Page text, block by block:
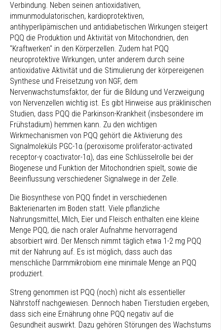
Verbindung. Neben seinen antioxidativen,
immunmodulatorischen, kardioprotektiven,
antihyperlipämischen und antidiabetischen Wirkungen steigert
PQQ die Produktion und Aktivität von Mitochondrien, den
"Kraftwerken" in den Körperzellen. Zudem hat PQQ
neuroprotektive Wirkungen, unter anderem durch seine
antioxidative Aktivität und die Stimulierung der körpereigenen
Synthese und Freisetzung von NGF, dem
Nervenwachstumsfaktor, der für die Bildung und Verzweigung
von Nervenzellen wichtig ist. Es gibt Hinweise aus präklinischen
Studien, dass PQQ die Parkinson-Krankheit (insbesondere im
Frühstadium) hemmen kann. Zu den wichtigen
Wirkmechanismen von PQQ gehört die Aktivierung des
Signalmoleküls PGC-1α (peroxisome proliferator-activated
receptor-γ coactivator-1α), das eine Schlüsselrolle bei der
Biogenese und Funktion der Mitochondrien spielt, sowie die
Beeinflussung verschiedener Signalwege in der Zelle.
Die Biosynthese von PQQ findet in verschiedenen
Bakterienarten im Boden statt. Viele pflanzliche
Nahrungsmittel, Milch, Eier und Fleisch enthalten eine kleine
Menge PQQ, die nach oraler Aufnahme hervorragend
absorbiert wird. Der Mensch nimmt täglich etwa 1-2 mg PQQ
mit der Nahrung auf. Es ist möglich, dass auch das
menschliche Darmmikrobiom eine minimale Menge an PQQ
produziert.
Streng genommen ist PQQ (noch) nicht als essentieller
Nährstoff nachgewiesen. Dennoch haben Tierstudien ergeben,
dass sich eine Ernährung ohne PQQ negativ auf die
Gesundheit auswirkt. Dazu gehören Störungen des Wachstums